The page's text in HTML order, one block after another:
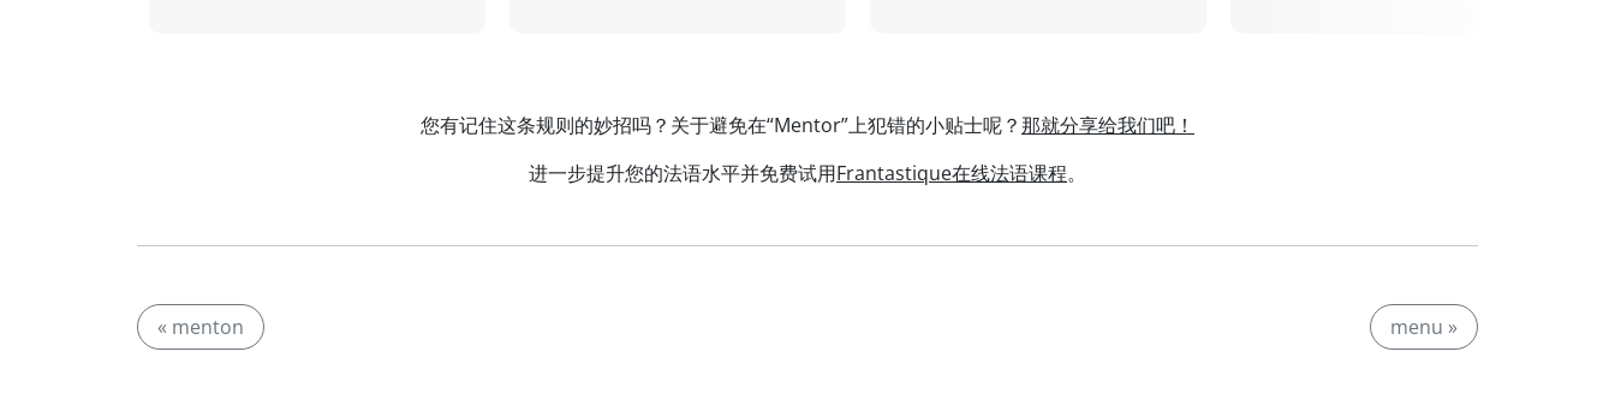
您有记住这条规则的妙招吗？关于避免在“Mentor”上犯错的小贴士呢？那就分享给我们吧！
进一步提升您的法语水平并免费试用Frantastique在线法语课程。
« menton menu »